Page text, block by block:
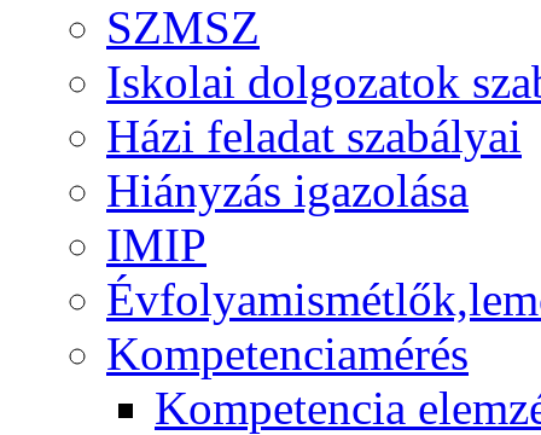
SZMSZ
Iskolai dolgozatok
Házi feladat szabályai
Hiányzás igazolása
IMIP
Kompetenciamérés
Kompetencia